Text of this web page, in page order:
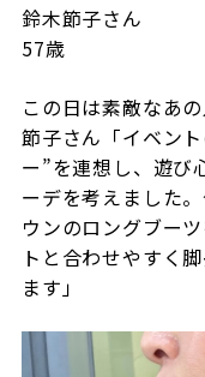
鈴木節子さん
57歳
この日は素敵なあ
節子さん「イベン
ー”を連想し、遊び
ーデを考えました
ウンのロングブー
トと合わせやすく
ます」